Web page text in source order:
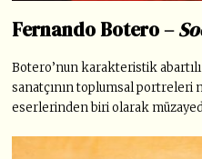
Fernando Botero –
Botero’nun karakteristik abartılı
sanatçının toplumsal
eserlerinden biri olarak